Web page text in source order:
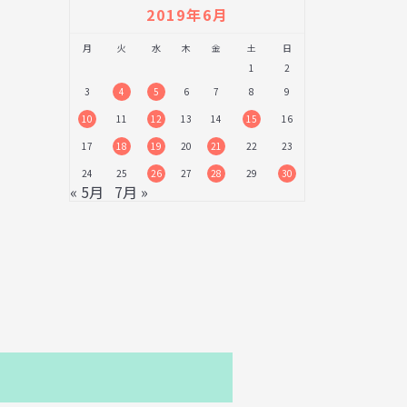
2019年6月
月 火 水 木 金 土
日
1
2
3
4 5 6 7 8
9
10
11 12 13 14 15
16
17
18 19 20 21 22
23
24
25 26 27 28 29 30
« 5月 7月 »